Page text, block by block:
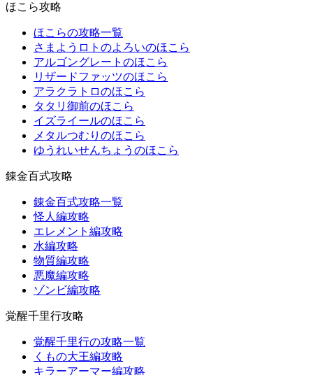
ほこら攻略
ほこらの攻略一覧
さまようロトのよろいのほこら
アルゴングレートのほこら
リザードファッツのほこら
アラクラトロのほこら
タタリ御前のほこら
イズライールのほこら
メタルつむりのほこら
ゆうれいせんちょうのほこら
錬金百式攻略
錬金百式攻略一覧
怪人編攻略
エレメント編攻略
水編攻略
物質編攻略
悪魔編攻略
ゾンビ編攻略
覚醒千里行攻略
覚醒千里行の攻略一覧
くもの大王編攻略
キラーアーマー編攻略